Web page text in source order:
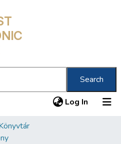
Search
Log In (current)